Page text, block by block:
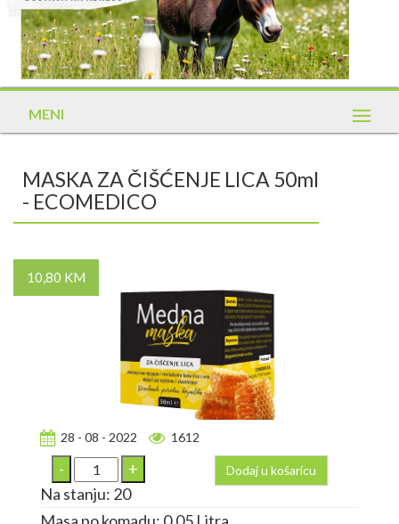
MENI
MASKA ZA ČIŠĆENJE LICA 50ml
- ECOMEDICO
10,80 KM
28 - 08 - 2022 1612
Dodaj u košaricu
Na stanju: 20